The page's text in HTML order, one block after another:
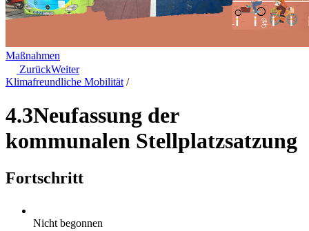
Maßnahmen
ZurückWeiter
Klimafreundliche Mobilität /
4.3Neufassung der
kommunalen Stellplatzsatzung
Fortschritt
Nicht begonnen